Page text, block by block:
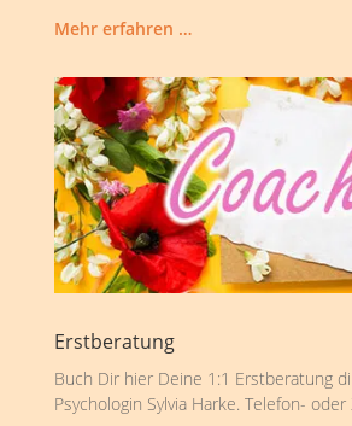
Mehr erfahren …
Erstberatung
Buch Dir hier Deine 1:1 Erstberatung
Psychologin Sylvia Harke. Telefon-